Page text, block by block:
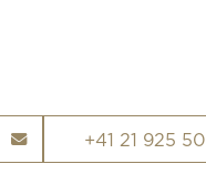
+41 21 925